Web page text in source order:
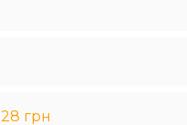
28 грн